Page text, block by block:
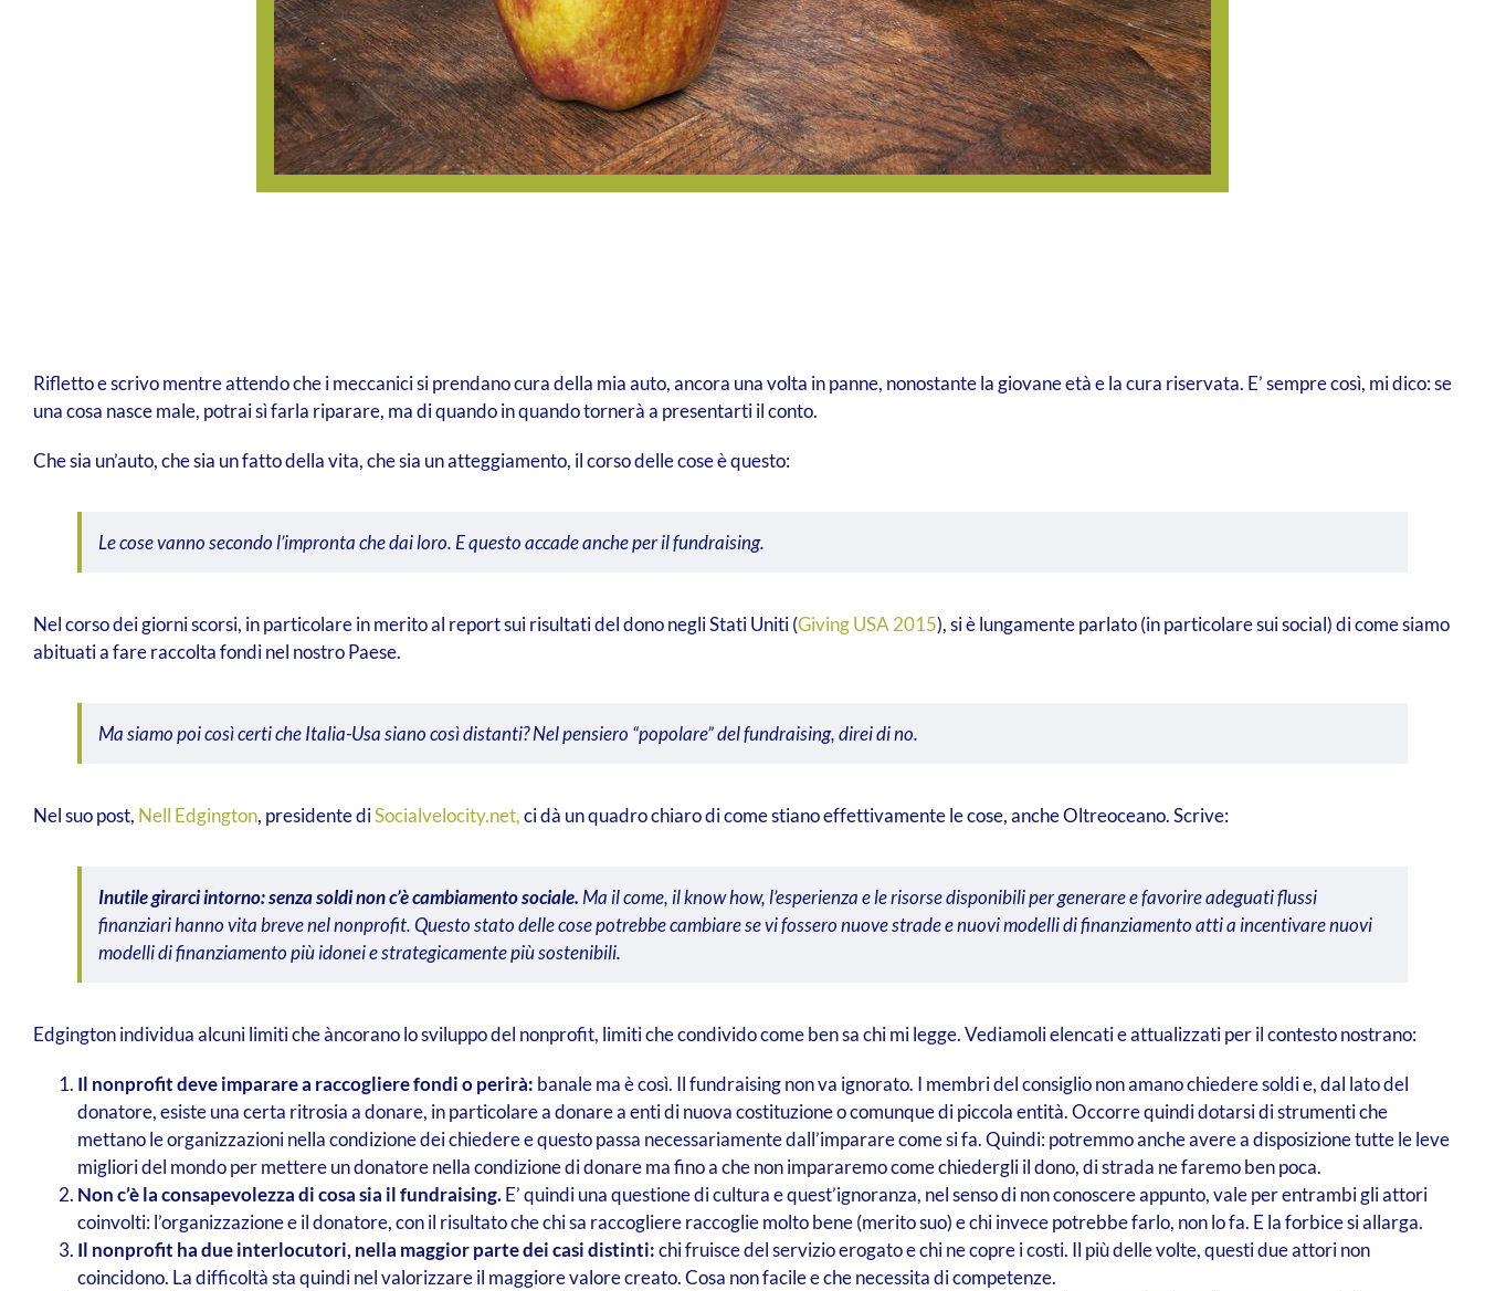
Rifletto e scrivo mentre attendo che i meccanici si prendano cura della mia auto, ancora una volta in panne, nonostante la giovane età e la cura riservata. E’ sempre così, mi dico: se
una cosa nasce male, potrai sì farla riparare, ma di quando in quando tornerà a presentarti il conto.
Che sia un’auto, che sia un fatto della vita, che sia un atteggiamento, il corso delle cose è questo:
Le cose vanno secondo l’impronta che dai loro. E questo accade anche per il fundraising.
Nel corso dei giorni scorsi, in particolare in merito al report sui risultati del dono negli Stati Uniti (Giving USA 2015), si è lungamente parlato (in particolare sui social) di come siamo
abituati a fare raccolta fondi nel nostro Paese.
Ma siamo poi così certi che Italia-Usa siano così distanti? Nel pensiero “popolare” del fundraising, direi di no.
Nel suo post, Nell Edgington, presidente diSocialvelocity.net,ci dà un quadro chiaro di come stiano effettivamente le cose, anche Oltreoceano. Scrive:
Inutile girarci intorno: senza soldi non c’è cambiamento sociale. Ma il come, il know how, l’esperienza e le risorse disponibili per generare e favorire adeguati flussi
finanziari hanno vita breve nel nonprofit. Questo stato delle cosepotrebbe cambiare se vi fossero nuove strade e nuovi modelli di finanziamento atti a incentivare nuovi
modelli di finanziamento più idonei e strategicamente più sostenibili.
Edgington individua alcuni limiti che àncorano lo sviluppo del nonprofit, limiti che condivido come ben sa chi mi legge. Vediamoli elencati e attualizzati per il contesto nostrano:
Il nonprofit deve imparare a raccogliere fondi o perirà: banale ma è così. Il fundraising non va ignorato. I membri del consiglio non amano chiedere soldi e, dal lato del
donatore, esiste una certa ritrosia a donare, in particolare a donare a enti di nuova costituzione o comunque di piccola entità. Occorre quindi dotarsi di strumenti che
mettano le organizzazioni nella condizione dei chiedere e questo passa necessariamente dall’imparare come si fa. Quindi: potremmo anche avere a disposizione tutte le leve
migliori del mondo per mettere un donatore nella condizione di donare ma fino a che non impararemo come chiedergli il dono, di strada ne faremo ben poca.
Non c’è la consapevolezza di cosa sia il fundraising.E’ quindi una questione di cultura e quest’ignoranza, nel senso di non conoscere appunto, vale per entrambi gli attori
coinvolti: l’organizzazione e il donatore, con il risultato che chi sa raccogliere raccoglie molto bene (merito suo) e chi invece potrebbe farlo, non lo fa. E la forbice si allarga.
Il nonprofit ha due interlocutori, nella maggior parte dei casi distinti:chi fruisce del servizio erogato e chi ne copre i costi. Il più delle volte, questi due attori non
coincidono. La difficoltà sta quindi nel valorizzare il maggiore valore creato. Cosa non facile e che necessita di competenze.